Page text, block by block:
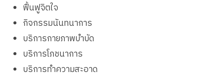
ฟื้นฟูจิตใจ
กิจกรรมนันทนาการ
บริการกายภาพบำบัด
บริการโภชนาการ
บริการทำความสะอาด